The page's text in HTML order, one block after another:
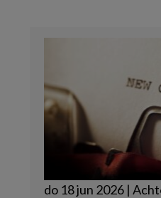
do 18 jun 2026 |